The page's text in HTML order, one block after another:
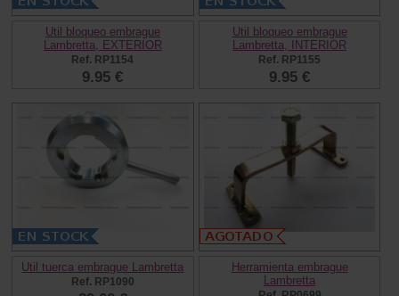
Util bloqueo embrague
Lambretta, EXTERIOR
Ref. RP1154
9.95 €
Util bloqueo embrague
Lambretta, INTERIOR
Ref. RP1155
9.95 €
Util tuerca embrague Lambretta
Ref. RP1090
Herramienta embrague
Lambretta